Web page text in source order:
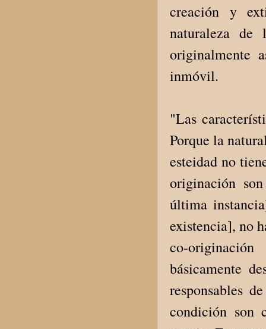
creación y
naturaleza
originalmente
inmóvil.
"Las
Porque la
esteidad no
originación
última
existencia], no
co-
básicamente
responsables
condición son